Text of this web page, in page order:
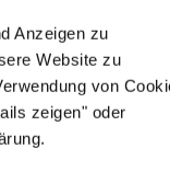
Anzeigen zu
Website zu
von
zeigen" oder
température